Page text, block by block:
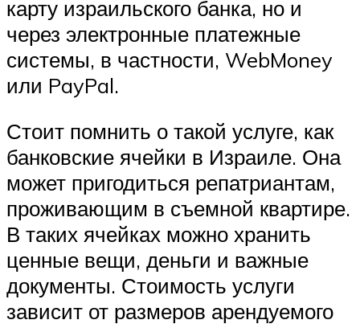
карту израильского банка, но и
через электронные платежные
системы, в частности, WebMoney
или PayPal.
Стоит помнить о такой услуге, как
банковские ячейки в Израиле. Она
может пригодиться репатриантам,
проживающим в съемной квартире.
В таких ячейках можно хранить
ценные вещи, деньги и важные
документы. Стоимость услуги
зависит от размеров арендуемого